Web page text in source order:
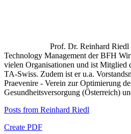
Prof. Dr. Reinhard
Technology Management der BFH
vielen Organisationen und ist Mitglied
TA-Swiss. Zudem ist er u.a.
Praevenire - Verein zur Optimierung
Gesundheitsversorgung (Österreich)
Posts from Reinhard Riedl
Create PDF